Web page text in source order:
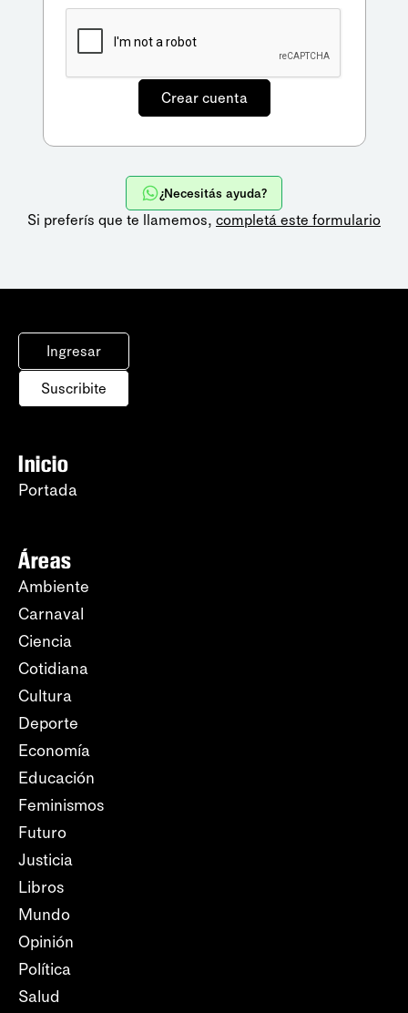
¿Necesitás ayuda?
Si preferís que te llamemos, completá este formulario
Ingresar
Suscribite
Inicio
Portada
Áreas
Ambiente
Carnaval
Ciencia
Cotidiana
Cultura
Deporte
Economía
Educación
Feminismos
Futuro
Justicia
Libros
Mundo
Opinión
Política
Salud